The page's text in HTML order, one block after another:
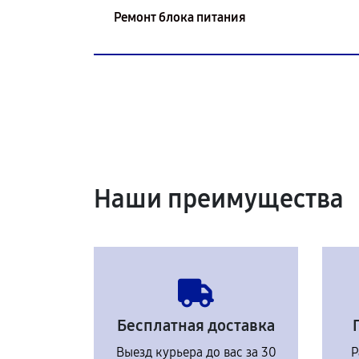
Ремонт блока питания
Наши преимущества
Бесплатная доставка
Выезд курьера до вас за 30